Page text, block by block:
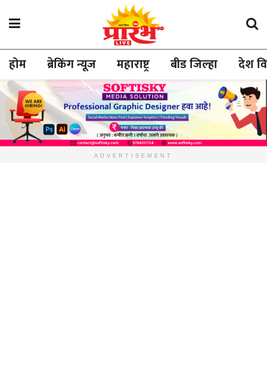
होम ब्रेकिंग न्यूज महाराष्ट्र बीड जिल्हा देश
ADVERTISEMENT